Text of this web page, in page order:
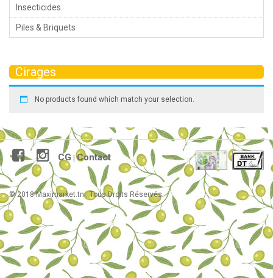
Insecticides
Piles & Briquets
Cirages
No products found which match your selection.
CG |Contact
© 2018 Maximarket.tn . Tous Droits Réservés.